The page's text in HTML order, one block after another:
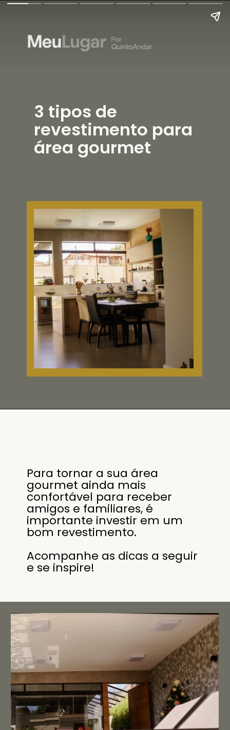
3 tipos de
revestimento para
área gourmet
Para tornar a sua área
gourmet ainda mais
confortável para receber
amigos e familiares, é
importante investir em um
bom revestimento.
Acompanhe as dicas a seguir
e se inspire!